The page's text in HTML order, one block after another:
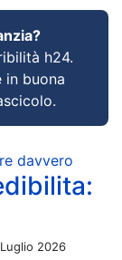
h24.
in buona
davvero
2026